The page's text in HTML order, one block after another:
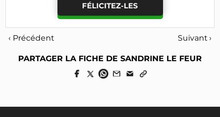
FÉLICITEZ-LES
‹ Précédent Suivant ›
PARTAGER LA FICHE DE SANDRINE LE FEUR